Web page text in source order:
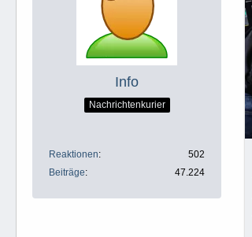
Info
Nachrichtenkurier
Reaktionen
502
Beiträge
47.224